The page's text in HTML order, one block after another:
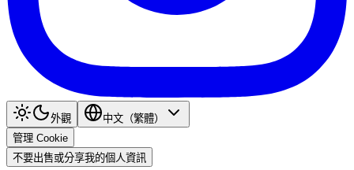
外觀
中文（繁體）
管理 Cookie
不要出售或分享我的個人資訊